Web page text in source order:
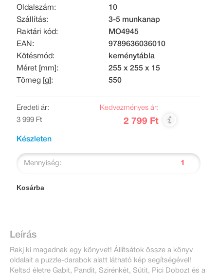
Oldalszám:
10
Szállítás:
3-5 munkanap
Raktári kód:
MO4945
EAN:
9789636036010
Kötésmód:
keménytábla
Méret [mm]:
255 x 255 x 15
Tömeg [g]:
550
Eredeti ár:
3 999 Ft
Kedvezményes ár:
2 799 Ft
Készleten
Mennyiség:
Kosárba
Leírás
Rakj ki magadnak egy könyvet! Állítsátok össze a könyv
oldalait a puzzle-darabok alatt látható kép segítségével!
Keltsd életre Gabit, Pandit, Szirénkét, Sütit, Pici Dobozt és a